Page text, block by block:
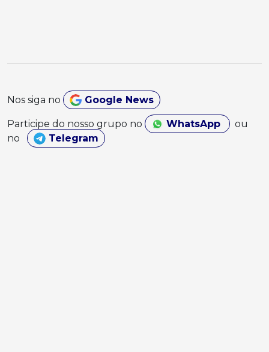
Nos siga no Google News
Participe do nosso grupo no WhatsApp
ou
no
Telegram